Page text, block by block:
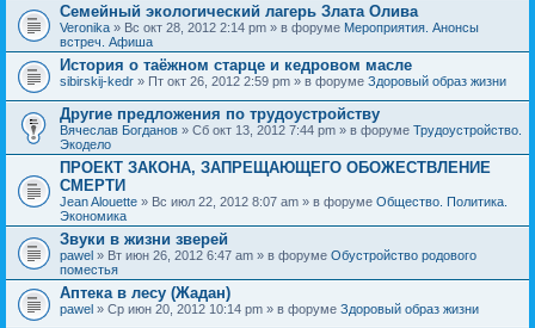
Семейный экологический лагерь Злата Олива
Veronika » Вс окт 28, 2012 2:14 pm » в форуме Мероприятия. Анонсы
встреч. Афиша
История о таёжном старце и кедровом масле
sibirskij-kedr » Пт окт 26, 2012 2:59 pm » в форуме Здоровый образ жизни
Другие предложения по трудоустройству
Вячеслав Богданов » Сб окт 13, 2012 7:44 pm » в форуме Трудоустройство.
Экодело
ПРОЕКТ ЗАКОНА, ЗАПРЕЩАЮЩЕГО ОБОЖЕСТВЛЕНИЕ
СМЕРТИ
Jean Alouette » Вс июл 22, 2012 8:07 am » в форуме Общество. Политика.
Экономика
Звуки в жизни зверей
pawel » Вт июн 26, 2012 6:47 am » в форуме Обустройство родового
поместья
Аптека в лесу (Жадан)
pawel » Ср июн 20, 2012 10:14 pm » в форуме Здоровый образ жизни